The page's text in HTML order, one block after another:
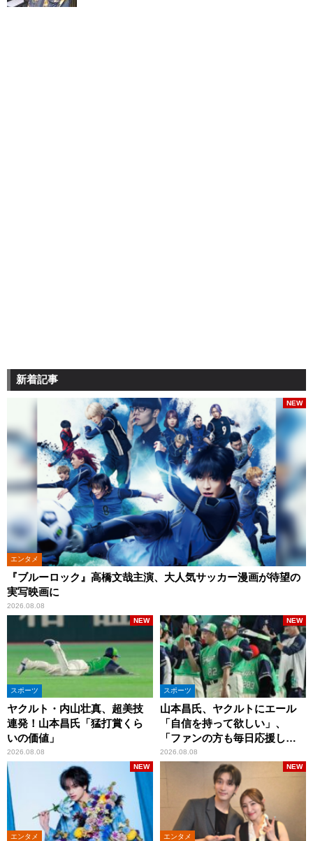
新着記事
エンタメ
『ブルーロック』高橋文哉主演、大人気サッカー漫画が待望の
実写映画に
2026.08.08
NEW
スポーツ
ヤクルト・内山壮真、超美技
連発！山本昌氏「猛打賞くら
いの価値」
2026.08.08
NEW
スポーツ
山本昌氏、ヤクルトにエール
「自信を持って欲しい」、
「ファンの方も毎日応援して
くれています」
2026.08.08
NEW
エンタメ
NEW
エンタメ
NEW